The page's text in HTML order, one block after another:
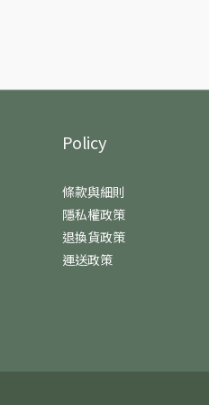
Policy
條款與細則
隱私權政策
退換貨政策
運送政策